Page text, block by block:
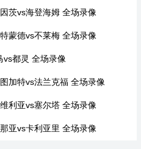
茨vs海登海姆 全场录像
蒙德vs不莱梅 全场录像
vs都灵 全场录像
加特vs法兰克福 全场录像
利亚vs塞尔塔 全场录像
亚vs卡利亚里 全场录像